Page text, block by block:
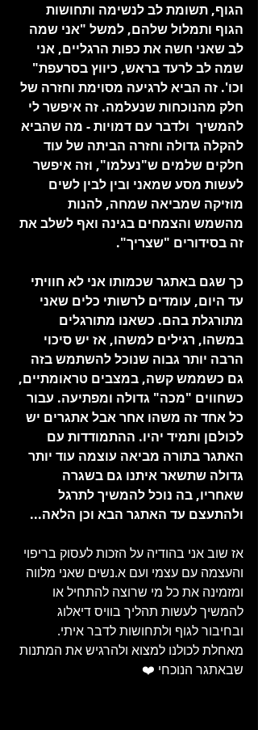
הגוף, תשומת לב לנשימה ותחושות
הגוף ותמלול שלהם, למשל "אני שמה
לב שאני חשה את כפות הרגליים, אני
שמה לב לרעד בראש, כיווץ בסרעפת"
וכו'. זה הביא לרגיעה מסוימת וחזרה של
חלק מהנוכחות שנעלמה. זה איפשר לי
להמשיך  ולדבר עם דמויות - מה שהביא
להקלה גדולה וחזרה הביתה של עוד
חלקים שלמים ש"נעלמו", וזה איפשר
לעשות מסע שמאני ובין לבין לשים
מוזיקה שמביאה שמחה, להנות
מהשמש והצמחים בגינה ואף לשלב את
זה בסידורים "שצריך".
כך שגם באתגר שכמותו אני לא חוויתי
עד היום, עומדים לרשותי כלים שאני
מתורגלת בהם. כשאנו מתורגלים
במשהו, רגילים למשהו, אז יש סיכוי
הרבה יותר גבוה שנוכל להשתמש בזה
גם כשממש קשה, במצבים טראומתיים,
כשחווים "מכה" גדולה ומפתיעה. עבור
כל אחד זה משהו אחר אבל אתגרים יש
לכולםן ותמיד יהיו. ההתמודדות עם
האתגר בתורה מביאה עוצמה עוד יותר
גדולה שתשאר איתנו גם בשגרה
שאחריו, בה נוכל להמשיך לתרגל
ולהתעצם עד האתגר הבא וכן הלאה...
אז שוב אני בהודיה על הזכות לעסוק בריפוי
והעצמה עם עצמי ועם א.נשים שאני מלווה
ומזמינה את כל מי שרוצה להתחיל או
להמשיך לעשות תהליך בוויס דיאלוג
ובחיבור לגוף ולתחושות לדבר איתי.
מאחלת לכולנו למצוא ולהרגיש את המתנות
שבאתגר הנוכחי ❤️